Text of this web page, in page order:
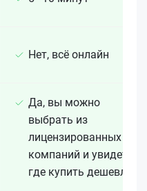
Нет, всё онлайн
Да, вы можно
выбрать из
лицензированных 15+
компаний и увидеть,
где купить дешевле